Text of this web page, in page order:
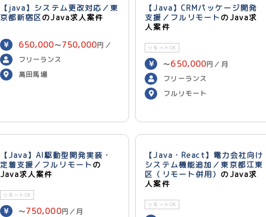
【java】システム更改対応／東
京都新宿区のJava求人案件
650,000〜750,000円／
月
フリーランス
高田馬場
【Java】CRMパッケージ開発
支援／フルリモートのJava求
人案件
リモートOK
〜650,000円／月
フリーランス
フルリモート
【Java】AI駆動型開発実装・
定着支援／フルリモートの
Java求人案件
リモートOK
〜750,000円／月
【Java・React】電力会社向け
システム機能追加／東京都江東
区（リモート併用） のJava求
人案件
リモートOK